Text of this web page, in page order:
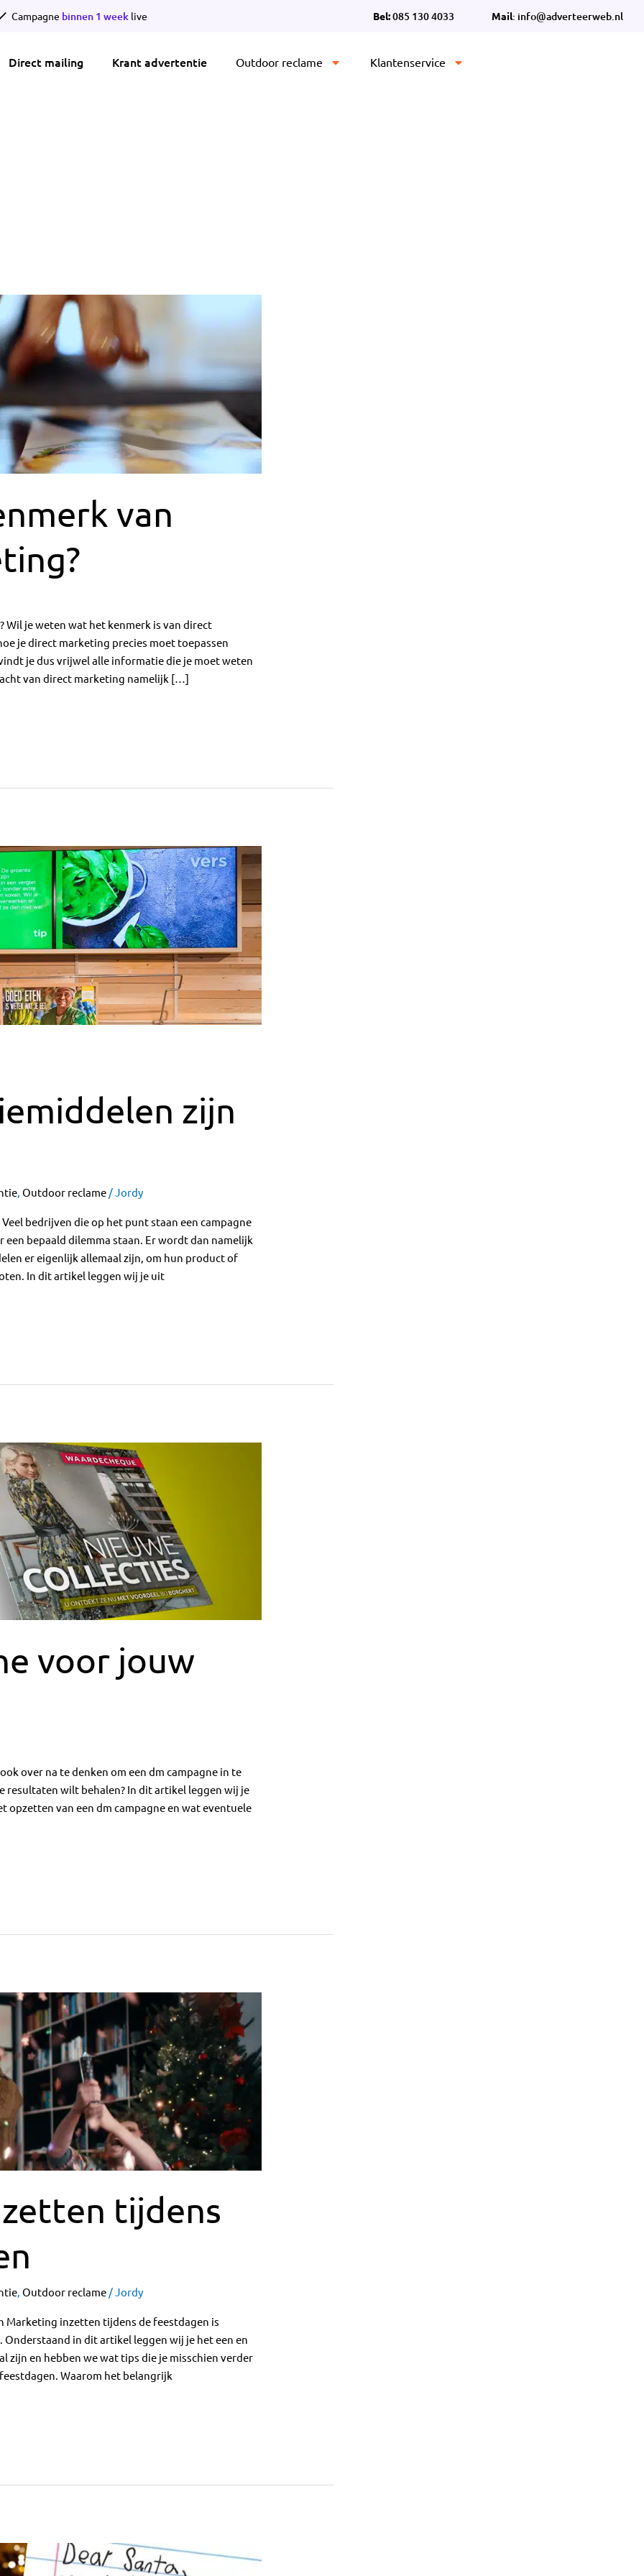
Campagne binnen 1 week live Bel:085 130 4033 Mail: info@adverteerweb.nl
Direct mailing Krant advertentie Outdoor reclame Klantenservice
van
Wil je weten wat het kenmerk is van direct
je direct marketing precies moet toepassen
je dus vrijwel alle informatie die je moet weten
van direct marketing namelijk […]
zijn
,Outdoor reclame / Jordy
bedrijven die op het punt staan een campagne
bepaald dilemma staan. Er wordt dan namelijk
er eigenlijk allemaal zijn, om hun product of
In dit artikel leggen wij je uit
voor jouw
over na te denken om een dm campagne in te
wilt behalen? In dit artikel leggen wij je
van een dm campagne en wat eventuele
tijdens
,Outdoor reclame /Jordy
inzetten tijdens de feestdagen is
Onderstaand in dit artikel leggen wij je het een en
zijn en hebben we wat tips die je misschien verder
Waarom het belangrijk